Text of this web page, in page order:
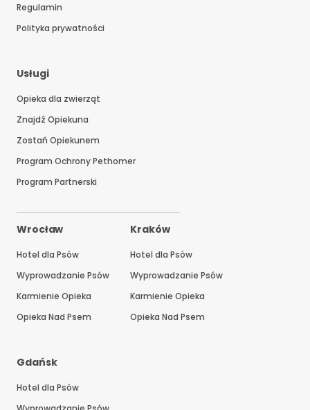
Regulamin
Polityka prywatności
Usługi
Opieka dla zwierząt
Znajdź Opiekuna
Zostań Opiekunem
Program Ochrony Pethomer
Program Partnerski
Wrocław
Hotel dla Psów
Wyprowadzanie Psów
Karmienie Opieka
Opieka Nad Psem
Kraków
Hotel dla Psów
Wyprowadzanie Psów
Karmienie Opieka
Opieka Nad Psem
Gdańsk
Hotel dla Psów